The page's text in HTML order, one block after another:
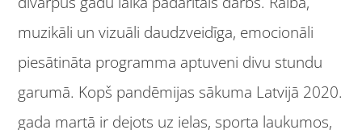
muzikāli un vizuāli daudzveidīga, emocionāli
piesātināta programma aptuveni divu stundu
garumā. Kopš pandēmijas sākuma Latvijā 2020.
gada martā ir dejots uz ielas, sporta laukumos,